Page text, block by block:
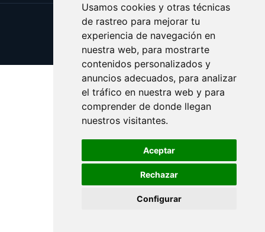
Usamos cookies y otras técnicas
de rastreo para mejorar tu
experiencia de navegación en
nuestra web, para mostrarte
contenidos personalizados y
anuncios adecuados, para analizar
el tráfico en nuestra web y para
comprender de donde llegan
nuestros visitantes.
Aceptar
Rechazar
Configurar
Update cookies preferences
Copyright © 2025 bolo.es